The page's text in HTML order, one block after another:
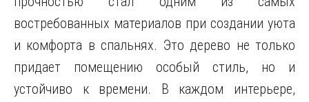
востребованных материалов при создании уюта
и комфорта в спальнях. Это дерево не только
придает помещению особый стиль, но и
устойчиво к времени. В каждом интерьере,